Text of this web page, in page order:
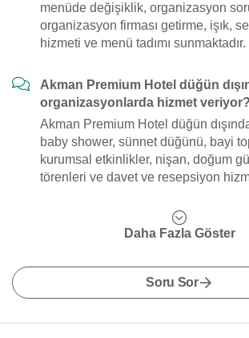
menüde değişiklik, organizasyon
organizasyon firması getirme, işık,
hizmeti ve menü tadımı sunmaktadır.
Akman Premium Hotel düğün
organizasyonlarda hizmet veriyor?
Akman Premium Hotel düğün dışında
baby shower, sünnet düğünü, bayi
kurumsal etkinlikler, nişan, doğum
törenleri ve davet ve resepsiyon
Daha Fazla Göster
Soru Sor